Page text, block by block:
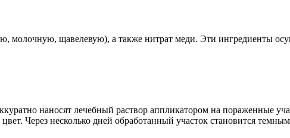
молочную, щавелевую), а также нитрат меди. Эти ингредиенты
наносят лечебный раствор аппликатором на пораженные
Через несколько дней обработанный участок становится